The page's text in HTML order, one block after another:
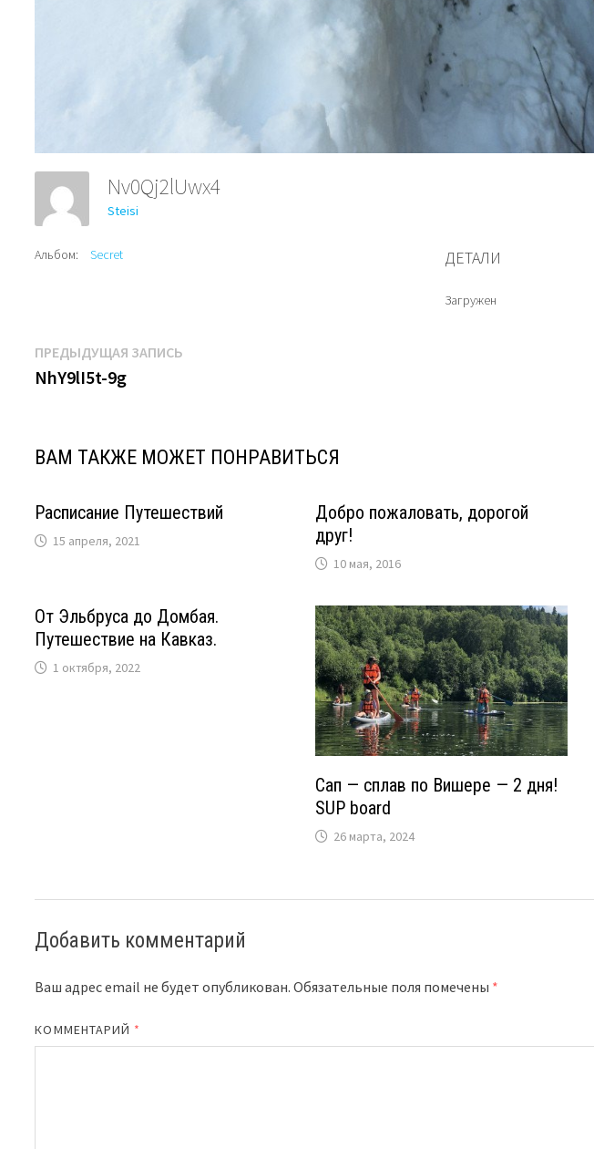
Nv0Qj2lUwx4
Steisi
Альбом: Secret ДЕТАЛИ
Загружен
Навигация
по
ПРЕДЫДУЩАЯ ЗАПИСЬ
NhY9lI5t-9g
ВАМ ТАКЖЕ МОЖЕТ ПОНРАВИТЬСЯ
Расписание Путешествий
15 апреля, 2021
Добро пожаловать, дорогой
друг!
10 мая, 2016
От Эльбруса до Домбая.
Путешествие на Кавказ.
1 октября, 2022
Сап — сплав по Вишере — 2 дня!
SUP board
26 марта, 2024
Добавить комментарий
Ваш адрес email не будет опубликован. Обязательные поля помечены *
КОММЕНТАРИЙ *